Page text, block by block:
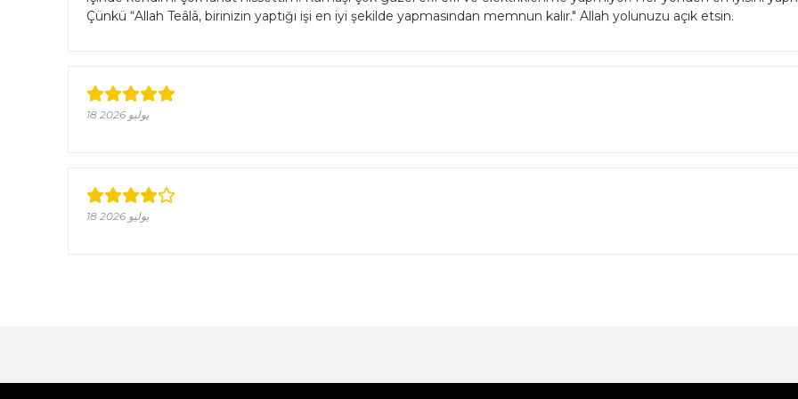
Çünkü “Allah Teâlâ, birinizin yaptığı işi en iyi şekilde yapmasından memnun kalır." Allah yolunuzu açık etsin.
18 يوليو 2026
18 يوليو 2026